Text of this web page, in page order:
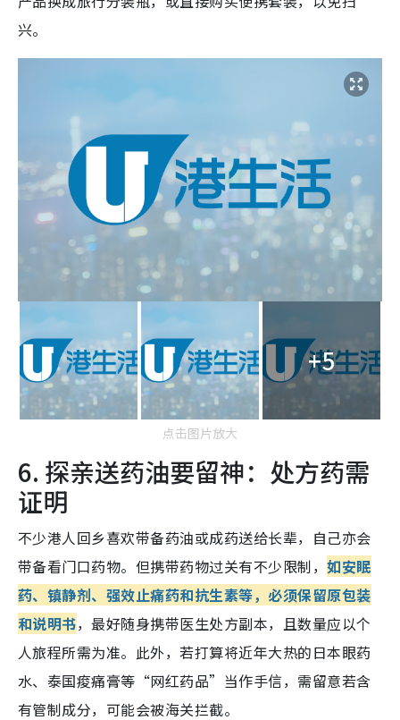
兴。
+5
点击图片放大
6. 探亲送药油要留神：处方药需
证明
不少港人回乡喜欢带备药油或成药送给长辈，自己亦会
带备看门口药物。但携带药物过关有不少限制，如安眠
药、镇静剂、强效止痛药和抗生素等，必须保留原包装
和说明书，最好随身携带医生处方副本，且数量应以个
人旅程所需为准。此外，若打算将近年大热的日本眼药
水、泰国痠痛膏等“网红药品”当作手信，需留意若含
有管制成分，可能会被海关拦截。